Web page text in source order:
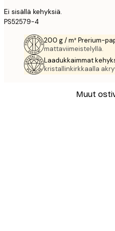
Ei sisällä kehyksiä.
PS52579-4
200 g / m² Prerium-
mattaviimeistelyllä.
Laadukkaimmat
kristallinkirkkaalla
Muut